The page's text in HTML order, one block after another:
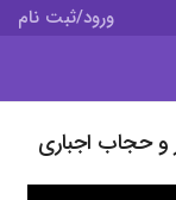
ورود/ثبت نام
و حجاب اجباری